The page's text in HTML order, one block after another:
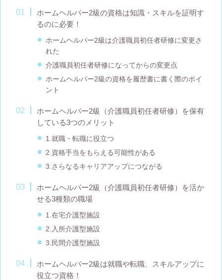
ホームヘルパー2級の資格は知識・スキルを証明す
るのに必要！
ホームヘルパー2級は介護職員初任者研修に変更さ
れた
介護職員初任者研修になってからの変更点
ホームヘルパー2級の資格を履歴書に書く際のポイ
ント
ホームヘルパー2級（介護職員初任者研修）を保有
している3つのメリット
1.就職・転職に役立つ
2.資格手当をもらえる可能性がある
3.さらなるキャリアアップにつながる
ホームヘルパー2級（介護職員初任者研修）を活か
せる3種類の職場
1.在宅介護型施設
2.入所介護型施設
3.民間介護型施設
ホームヘルパー2級は就職や転職、スキルアップに
役立つ資格！